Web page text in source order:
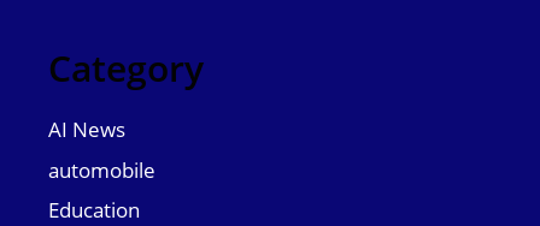
Category
AI News
automobile
Education